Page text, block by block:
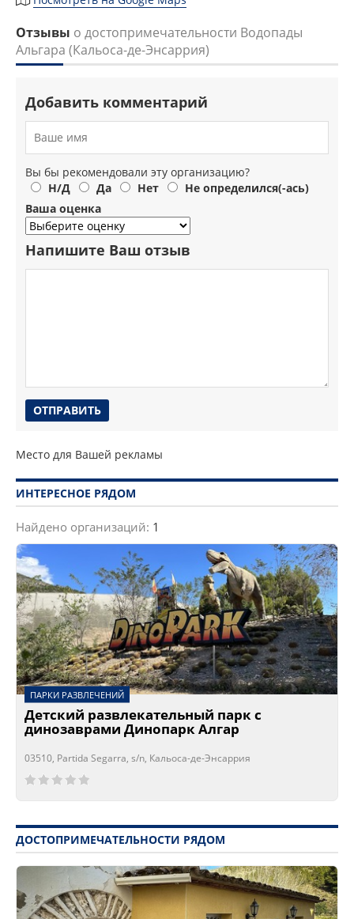
Отзывы о достопримечательности Водопады
Альгара (Кальоса-де-Энсаррия)
Добавить комментарий
Вы бы рекомендовали эту организацию?
Н/Д
Да Нет
Не определился(-ась)
Ваша оценка
Напишите Ваш отзыв
Место для Вашей рекламы
ИНТЕРЕСНОЕ РЯДОМ
Найдено организаций: 1
ПАРКИ РАЗВЛЕЧЕНИЙ
Детский развлекательный парк с
динозаврами Динопарк Алгар
03510, Partida Segarra, s/n, Кальоса-де-Энсаррия
Сейчас открыто!
Сейчас закрыто!
ДОСТОПРИМЕЧАТЕЛЬНОСТИ РЯДОМ